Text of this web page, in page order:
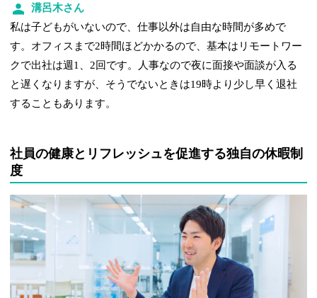
溝呂木さん
私は子どもがいないので、仕事以外は自由な時間が多めで
す。オフィスまで2時間ほどかかるので、基本はリモートワー
クで出社は週1、2回です。人事なので夜に面接や面談が入る
と遅くなりますが、そうでないときは19時より少し早く退社
することもあります。
社員の健康とリフレッシュを促進する独自の休暇制
度